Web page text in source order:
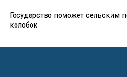
Государство поможет сельским
колобок